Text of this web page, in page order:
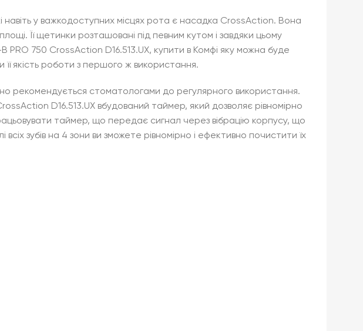
навіть у важкодоступних місцях рота є насадка CrossAction. Вона
Її щетинки розташовані під певним кутом і завдяки цьому
750 CrossAction D16.513.UX, купити в Комфі яку можна буде
якість роботи з першого ж використання.
рекомендується стоматологами до регулярного використання.
D16.513.UX вбудований таймер, який дозволяє рівномірно
таймер, що передає сигнал через вібрацію корпусу, що
зубів на 4 зони ви зможете рівномірно і ефективно почистити їх